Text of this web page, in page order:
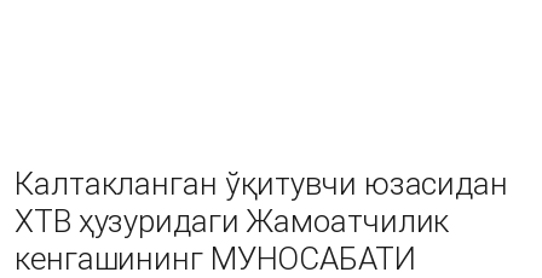
Калтакланган ўқитувчи юзасидан
ХТВ ҳузуридаги Жамоатчилик
кенгашининг МУНОСАБАТИ